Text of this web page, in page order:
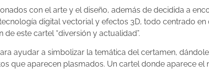
con el arte y el diseño, además de decidida a
digital vectorial y efectos 3D, todo centrado en
este cartel “diversión y actualidad”.
ayudar a simbolizar la temática del certamen,
que aparecen plasmados. Un cartel donde aparece el